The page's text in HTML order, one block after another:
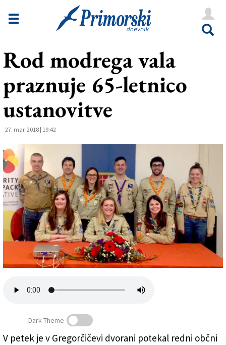
Novice
Goriška
Šport
Še
Vreme
V Kioskih
Uredništvo
Oglasi
Založnik
Zadruga PD
Rod modrega vala
praznuje 65-letnico
ustanovitve
27. mar. 2018 | 19:42
Dark Theme
V petek je v Gregorčičevi dvorani potekal redni občni